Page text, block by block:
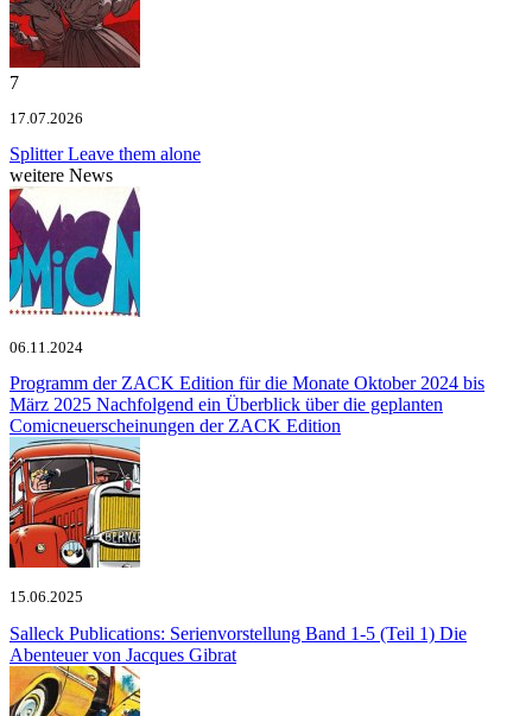
7
17.07.2026
SplitterLeave them alone
weitere News
06.11.2024
Programm der ZACK Edition für die Monate Oktober 2024 bis
März 2025 Nachfolgend ein Überblick über die geplanten
Comicneuerscheinungen der ZACK Edition
15.06.2025
Salleck Publications: Serienvorstellung Band 1-5 (Teil 1) Die
Abenteuer von Jacques Gibrat